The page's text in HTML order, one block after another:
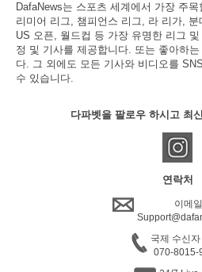
DafaNews는 스포츠 세계에서 가장 주
리미어 리그, 챔피언스 리그, 라 리가,
US 오픈, 월드컵 등 가장 유명한 리그
정 및 기사를 제공합니다. 또는 좋아하
다. 그 외에도 모든 기사와 비디오를
수 있습니다.
다파벳을 팔로우 하시고 최
연락처
이메
국제 수신
070-8015-